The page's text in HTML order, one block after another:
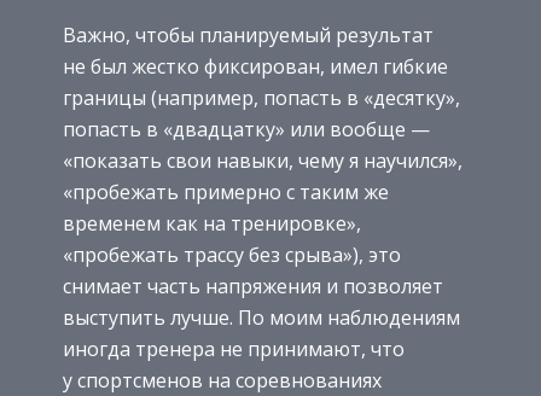
Важно, чтобы планируемый результат
не был жестко фиксирован, имел гибкие
границы (например, попасть в «десятку»,
попасть в «двадцатку» или вообще —
«показать свои навыки, чему я научился»,
«пробежать примерно с таким же
временем как на тренировке»,
«пробежать трассу без срыва»), это
снимает часть напряжения и позволяет
выступить лучше. По моим наблюдениям
иногда тренера не принимают, что
у спортсменов на соревнованиях